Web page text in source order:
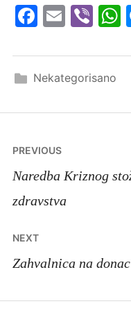
Facebook
Email
Nekategorisano
Navigacija
članaka
PREVIOUS
Naredba Kriznog
zdravstva
NEXT
Zahvalnica na